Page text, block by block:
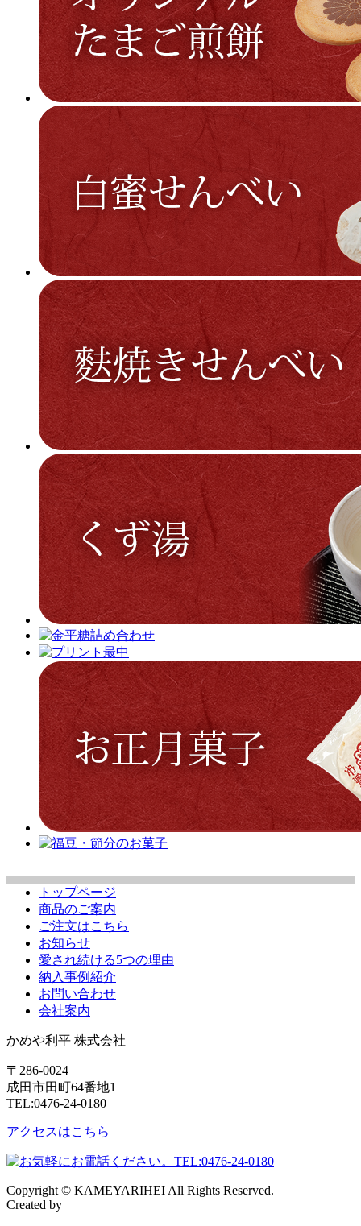
トップページ
商品のご案内
ご注文はこちら
お知らせ
愛され続ける5つの理由
納入事例紹介
お問い合わせ
会社案内
かめや利平 株式会社
〒286-0024
成田市田町64番地1
TEL:0476-24-0180
アクセスはこちら
Copyright © KAMEYARIHEI All Rights Reserved.
Created by